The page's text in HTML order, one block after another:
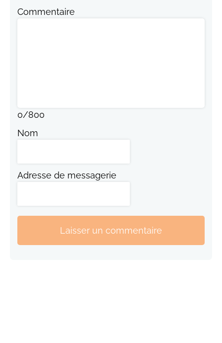
Commentaire
0/800
Nom
Adresse de messagerie
Laisser un commentaire